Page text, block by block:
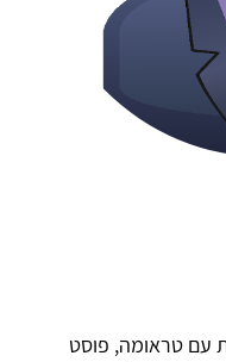
עם טראומה, פוסט